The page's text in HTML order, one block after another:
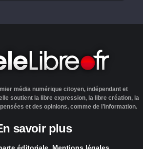
média numérique citoyen, indépendant et
soutient la libre expression, la libre création, la
et des opinions, comme de l’information.
savoir plus